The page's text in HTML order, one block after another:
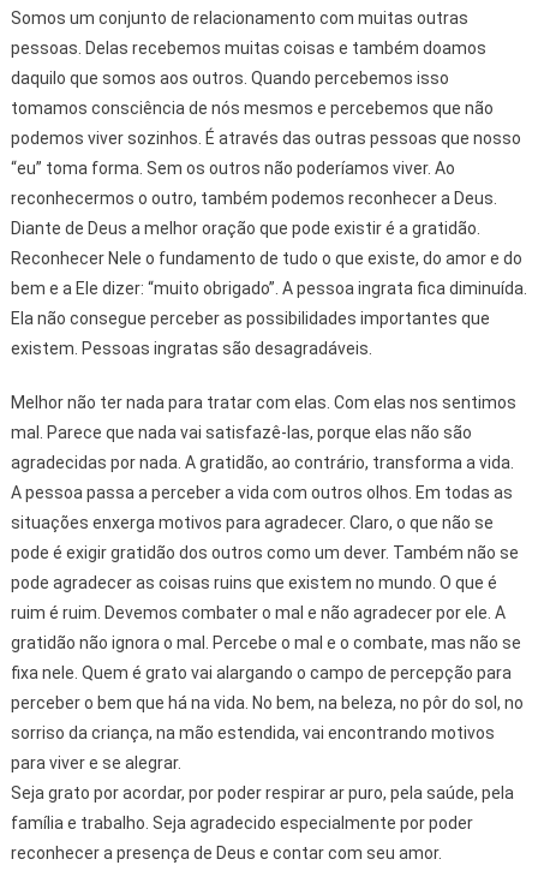
Somos um conjunto de relacionamento com muitas outras
pessoas. Delas recebemos muitas coisas e também doamos
daquilo que somos aos outros. Quando percebemos isso
tomamos consciência de nós mesmos e percebemos que não
podemos viver sozinhos. É através das outras pessoas que nosso
“eu” toma forma. Sem os outros não poderíamos viver. Ao
reconhecermos o outro, também podemos reconhecer a Deus.
Diante de Deus a melhor oração que pode existir é a gratidão.
Reconhecer Nele o fundamento de tudo o que existe, do amor e do
bem e a Ele dizer: “muito obrigado”. A pessoa ingrata fica diminuída.
Ela não consegue perceber as possibilidades importantes que
existem. Pessoas ingratas são desagradáveis.
Melhor não ter nada para tratar com elas. Com elas nos sentimos
mal. Parece que nada vai satisfazê-las, porque elas não são
agradecidas por nada. A gratidão, ao contrário, transforma a vida.
A pessoa passa a perceber a vida com outros olhos. Em todas as
situações enxerga motivos para agradecer. Claro, o que não se
pode é exigir gratidão dos outros como um dever. Também não se
pode agradecer as coisas ruins que existem no mundo. O que é
ruim é ruim. Devemos combater o mal e não agradecer por ele. A
gratidão não ignora o mal. Percebe o mal e o combate, mas não se
fixa nele. Quem é grato vai alargando o campo de percepção para
perceber o bem que há na vida. No bem, na beleza, no pôr do sol, no
sorriso da criança, na mão estendida, vai encontrando motivos
para viver e se alegrar.
Seja grato por acordar, por poder respirar ar puro, pela saúde, pela
família e trabalho. Seja agradecido especialmente por poder
reconhecer a presença de Deus e contar com seu amor.